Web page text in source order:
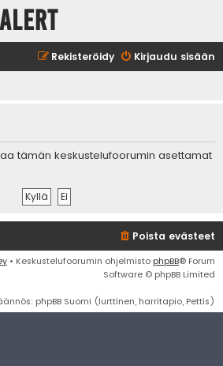
Kirjaudu sisään
Rekisteröidy
tämän keskustelufoorumin asettamat
Poista evästeet
• Keskustelufoorumin ohjelmisto phpBB® Forum
Software © phpBB Limited
phpBB Suomi (lurttinen, harritapio, Pettis)